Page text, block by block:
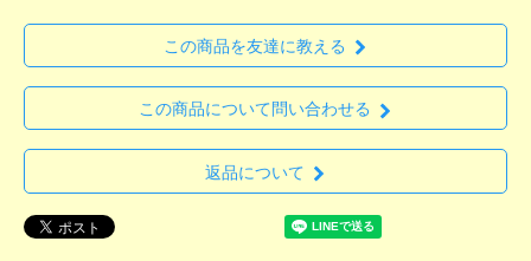
この商品を友達に教える
この商品について問い合わせる
返品について